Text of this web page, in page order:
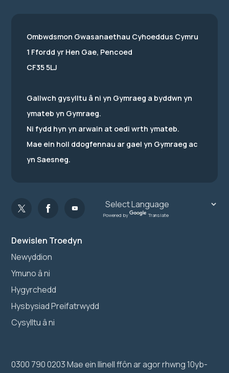
Dewislen Troedyn
Newyddion
Ymuno â ni
Hygyrchedd
Hysbysiad Preifatrwydd
Cysylltu â ni
0300 790 0203 Mae ein llinell ffôn ar agor rhwng 10yb-
Ombwdsmon Gwasanaethau Cyhoeddus Cymru
1 Ffordd yr Hen Gae, Pencoed
CF35 5LJ
Gallwch gysylltu â ni yn Gymraeg a byddwn yn
ymateb yn Gymraeg.
Ni fydd hyn yn arwain at oedi wrth ymateb.
Mae ein holl ddogfennau ar gael yn Gymraeg ac
yn Saesneg.
Powered by Translate